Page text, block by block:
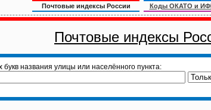
Почтовые индексы России Коды ОКАТО и
Почтовые индексы
букв названия улицы или населённого пункта: